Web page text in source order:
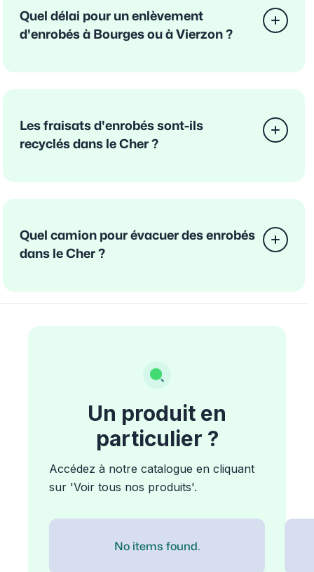
Quel délai pour un enlèvement
d'enrobés à Bourges ou à Vierzon ?
Les fraisats d'enrobés sont-ils
recyclés dans le Cher ?
Quel camion pour évacuer des enrobés
dans le Cher ?
Un produit en
particulier ?
Accédez à notre catalogue en cliquant
sur 'Voir tous nos produits'.
No items found.